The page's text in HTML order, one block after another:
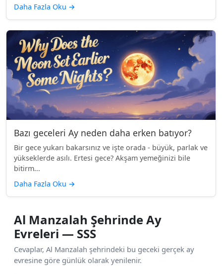
Daha Fazla Oku →
Bazı geceleri Ay neden daha erken batıyor?
Bir gece yukarı bakarsınız ve işte orada - büyük, parlak ve
yükseklerde asılı. Ertesi gece? Akşam yemeğinizi bile
bitirm...
Daha Fazla Oku →
Al Manzalah Şehrinde Ay
Evreleri — SSS
Cevaplar, Al Manzalah şehrindeki bu geceki gerçek ay
evresine göre günlük olarak yenilenir.